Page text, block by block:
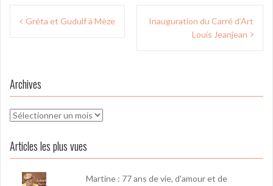
Navigation
Gréta et Gudulf à Mèze
Inauguration du Carré d’Art
Louis Jeanjean
Archives
Archives
Articles les plus vues
Martine : 77 ans de vie, d'amour et de